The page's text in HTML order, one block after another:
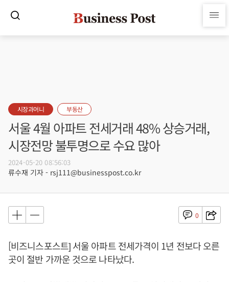
시장과머니 부동산
서울 4월 아파트 전세거래 48% 상승거래,
시장전망 불투명으로 수요 많아
2024-05-20 08:56:03
류수재 기자 - rsj111@businesspost.co.kr
0
[비즈니스포스트] 서울 아파트 전세가격이 1년 전보다 오른
곳이 절반 가까운 것으로 나타났다.